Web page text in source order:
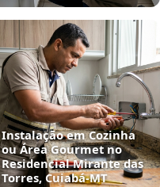
Instalação em Cozinha
ou Área Gourmet no
Residencial Mirante das
Torres, Cuiabá‑MT